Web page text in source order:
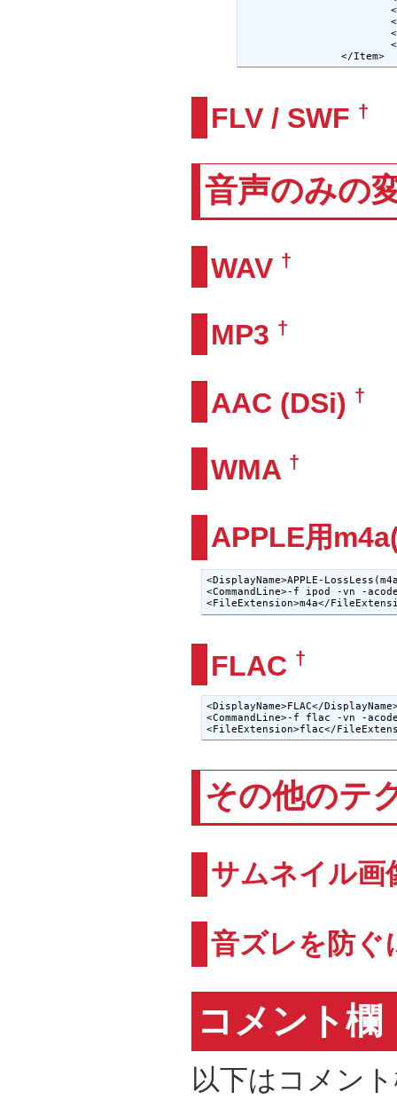
		</Item>
FLV / SWF †
音声のみの
WAV †
MP3 †
AAC (DSi) †
WMA †
APPLE用
<DisplayName>APPLE-
<CommandLine>-f ipod -vn -
<FileExtension>m4a</
FLAC †
<DisplayName>FLAC</
<CommandLine>-f flac -vn -
<FileExtension>flac</
その他のテ
サムネイル画
音ズレを防ぐ
コメント欄
以下はコメン